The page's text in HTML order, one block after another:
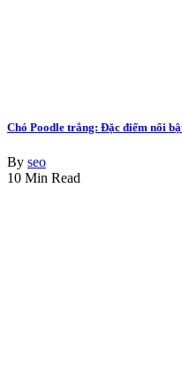
Chó Poodle trắng: Đặc điểm nổi
By seo
10 Min Read